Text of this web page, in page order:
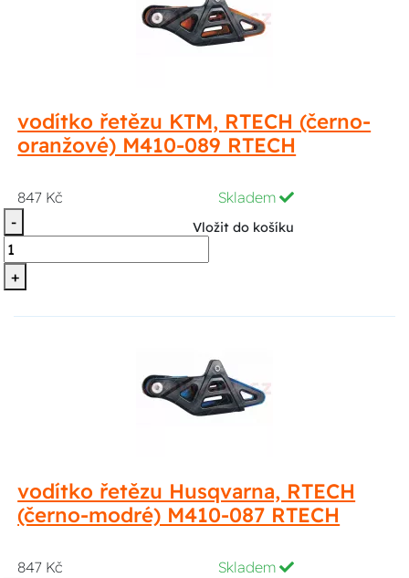
vodítko řetězu KTM, RTECH (černo-
oranžové) M410-089 RTECH
847 Kč
Skladem
-
+
Vložit do košíku
vodítko řetězu Husqvarna, RTECH
(černo-modré) M410-087 RTECH
847 Kč
Skladem